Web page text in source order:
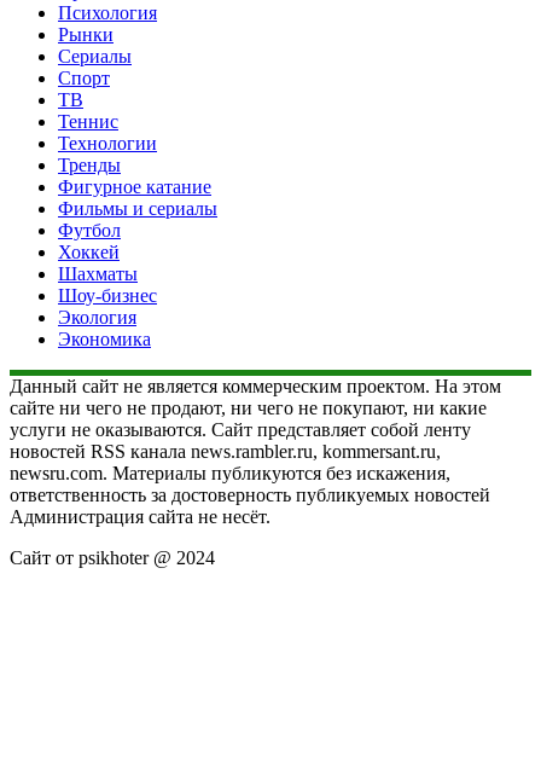
Психология
Рынки
Сериалы
Спорт
ТВ
Теннис
Технологии
Тренды
Фигурное катание
Фильмы и сериалы
Футбол
Хоккей
Шахматы
Шоу-бизнес
Экология
Экономика
Данный сайт не является коммерческим проектом. На этом
сайте ни чего не продают, ни чего не покупают, ни какие
услуги не оказываются. Сайт представляет собой ленту
новостей RSS канала news.rambler.ru, kommersant.ru,
newsru.com. Материалы публикуются без искажения,
ответственность за достоверность публикуемых новостей
Администрация сайта не несёт.
Сайт от psikhoter @ 2024